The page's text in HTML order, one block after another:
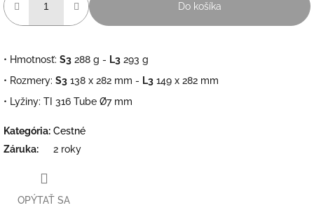
Do košíka
• Hmotnosť: S3 288 g - L3 293 g
• Rozmery: S3 138 x 282 mm - L3 149 x 282 mm
• Lyžiny: TI 316 Tube Ø7 mm
Kategória: Cestné
Záruka: 2 roky
OPÝTAŤ SA